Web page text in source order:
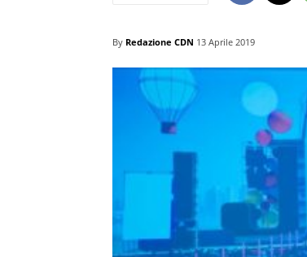
By Redazione CDN 13 Aprile 2019